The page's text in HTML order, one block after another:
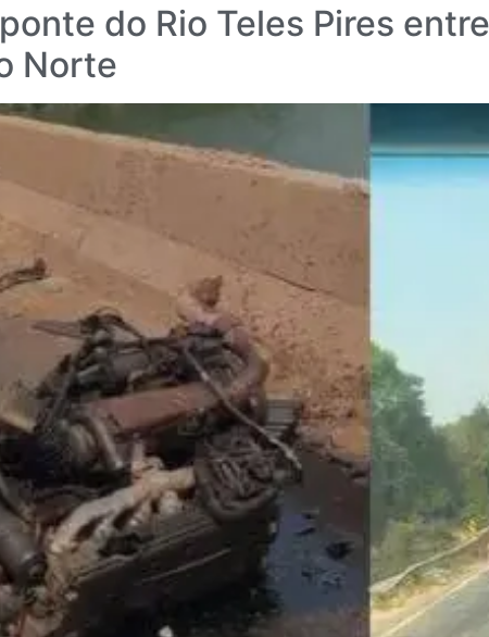
do Rio Teles Pires
Norte